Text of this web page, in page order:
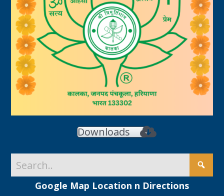
Downloads
Google Map Location n Directions